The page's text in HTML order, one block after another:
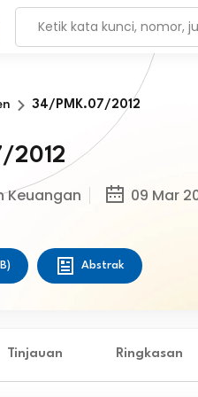
34/PMK.07/2012
2012
Keuangan 09 Mar
Abstrak
Tinjauan Ringkasan